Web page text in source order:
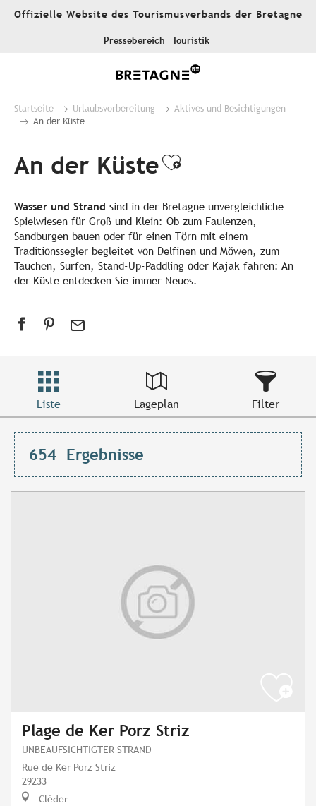
AllerOffizielle Website des Tourismusverbands der Bretagne
Pressebereich Touristik
Startseite Urlaubsvorbereitung
Aktives und Besichtigungen
An der Küste
An der KüsteAjouter aux
Wasser und Strand sind in der Bretagne unvergleichliche
Spielwiesen für Groß und Klein: Ob zum Faulenzen,
Sandburgen bauen oder für einen Törn mit einem
Traditionssegler begleitet von Delfinen und Möwen, zum
Tauchen, Surfen, Stand-Up-Paddling oder Kajak fahren: An
der Küste entdecken Sie immer Neues.
Liste Lageplan Filter
654 Ergebnisse
Plage de Ker Porz Striz
UNBEAUFSICHTIGTER STRAND
Rue de Ker Porz Striz
29233
Cléder